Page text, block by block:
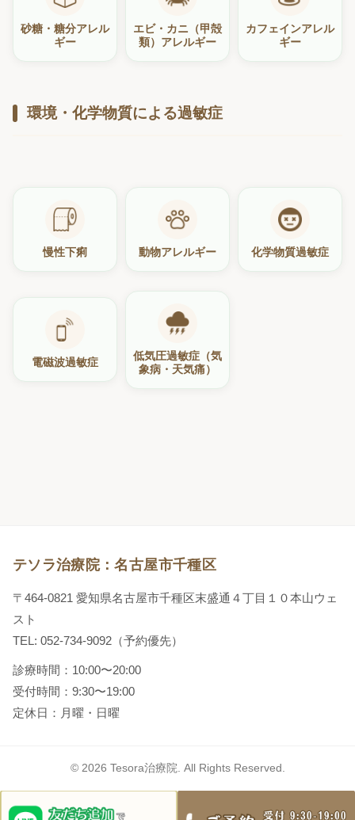
砂糖・糖分アレル
ギー
エビ・カニ（甲殻
類）アレルギー
カフェインアレル
ギー
環境・化学物質による過敏症
慢性下痢 動物アレルギー 化学物質過敏症
電磁波過敏症
低気圧過敏症（気
象病・天気痛）
テソラ治療院：名古屋市千種区
〒464-0821 愛知県名古屋市千種区末盛通４丁目１０本山ウェ
スト
TEL: 052-734-9092（予約優先）
診療時間：10:00〜20:00
受付時間：9:30〜19:00
定休日：月曜・日曜
© 2026 Tesora治療院. All Rights Reserved.